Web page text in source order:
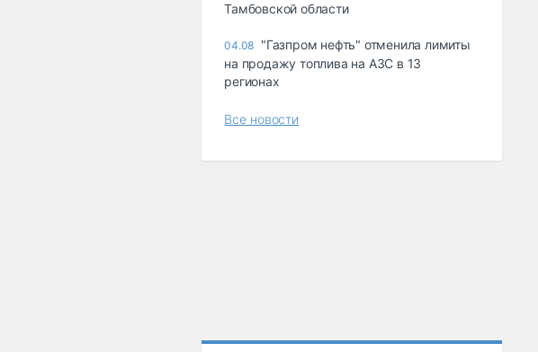
Тамбовской области
04.08 "Газпром нефть" отменила лимиты
на продажу топлива на АЗС в 13
регионах
Все новости